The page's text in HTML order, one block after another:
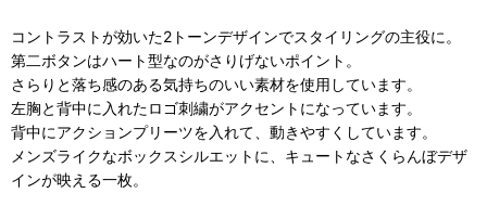
コントラストが効いた2トーンデザインでスタイリングの主役に。
第二ボタンはハート型なのがさりげないポイント。
さらりと落ち感のある気持ちのいい素材を使用しています。
左胸と背中に入れたロゴ刺繍がアクセントになっています。
背中にアクションプリーツを入れて、動きやすくしています。
メンズライクなボックスシルエットに、キュートなさくらんぼデザ
インが映える一枚。